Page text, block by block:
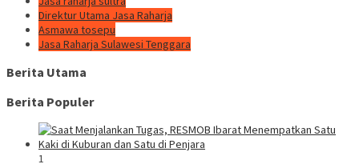
Direktur Utama Jasa Raharja
Asmawa tosepu
Jasa Raharja Sulawesi Tenggara
Berita Utama
Berita Populer
1